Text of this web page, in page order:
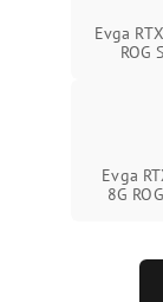
Evga
ROG
Evga
8G